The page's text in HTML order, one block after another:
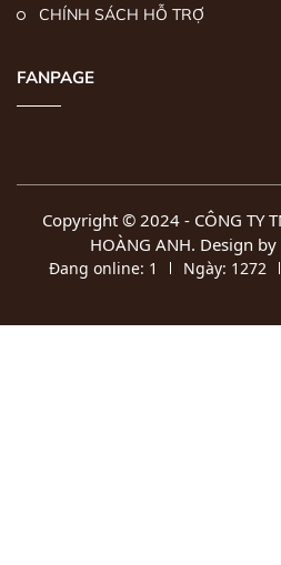
CHÍNH SÁCH HỖ TRỢ
FANPAGE
Copyright © 2024 - CÔNG TY
HOÀNG ANH. Design
Đang online: 1 Ngày: 1272